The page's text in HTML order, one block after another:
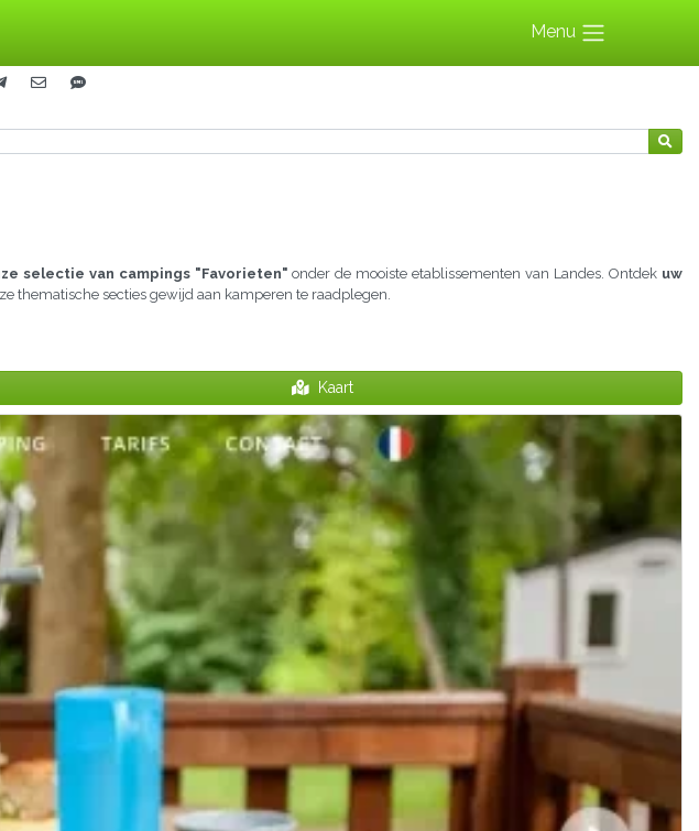
Menu
selectie van campings "Favorieten" onder de mooiste etablissementen van Landes. Ontdek uw
thematische secties gewijd aan kamperen te raadplegen.
Kaart